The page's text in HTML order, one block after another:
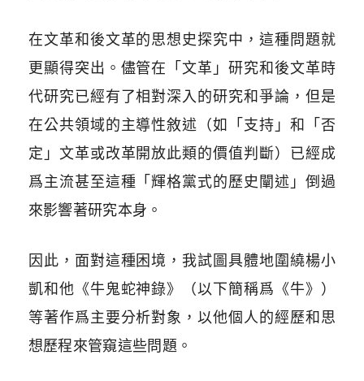
在文革和後文革的思想史探究中，這種問題就
更顯得突出。儘管在「文革」研究和後文革時
代研究已經有了相對深入的研究和爭論，但是
在公共領域的主導性敘述（如「支持」和「否
定」文革或改革開放此類的價值判斷）已經成
爲主流甚至這種「輝格黨式的歷史闡述」倒過
來影響著研究本身。
因此，面對這種困境，我試圖具體地圍繞楊小
凱和他《牛鬼蛇神錄》（以下簡稱爲《牛》）
等著作爲主要分析對象，以他個人的經歷和思
想歷程來管窺這些問題。